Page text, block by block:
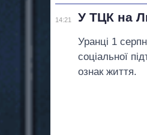
14:21 У ТЦК на
Уранці 1
соціальної
ознак життя.